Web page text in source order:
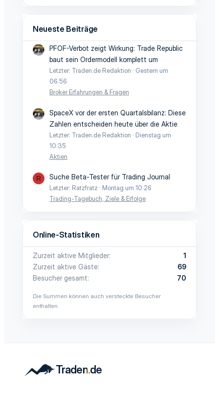
Neueste Beiträge
PFOF-Verbot zeigt Wirkung: Trade Republic
baut sein Ordermodell komplett um
Letzter: Traden.de Redaktion
Gestern um
06:56
Broker Erfahrungen & Fragen
SpaceX vor der ersten Quartalsbilanz: Diese
Zahlen entscheiden heute über die Aktie
Letzter: Traden.de Redaktion
Dienstag um
10:35
Aktien
R Suche Beta-Tester für Trading Journal
Letzter: Ratzfratz
Montag um 10:26
Trading-Tagebuch, Ziele & Erfolge
Online-Statistiken
Zurzeit aktive Mitglieder
1
Zurzeit aktive Gäste
69
Besucher gesamt
70
Die Summen können auch versteckte Besucher
enthalten.